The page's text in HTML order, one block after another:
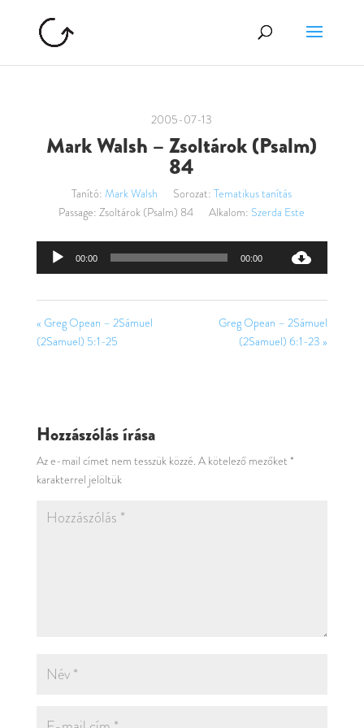
2005-07-13
Mark Walsh – Zsoltárok (Psalm)
84
Tanító: Mark Walsh Sorozat: Tematikus tanítás
Passage: Zsoltárok (Psalm) 84 Alkalom: Szerda Este
Audió
00:00 00:00
« Greg Opean – 2Sámuel
(2Samuel) 5:1-25
Greg Opean – 2Sámuel
(2Samuel) 6:1-23 »
Hozzászólás írása
Az e-mail címet nem tesszük közzé. A kötelező mezőket *
karakterrel jelöltük